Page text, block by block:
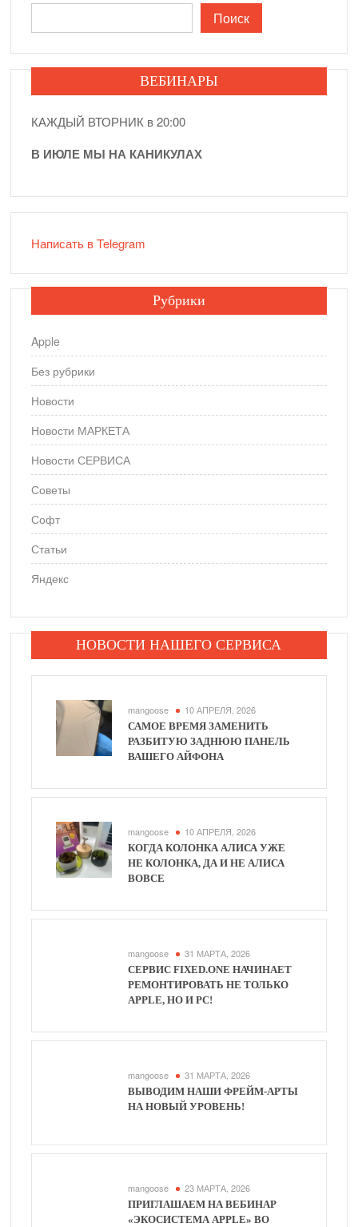
Поиск
ВЕБИНАРЫ
КАЖДЫЙ ВТОРНИК в 20:00
В ИЮЛЕ МЫ НА КАНИКУЛАХ
Написать в Telegram
Рубрики
Apple
Без рубрики
Новости
Новости МАРКЕТА
Новости СЕРВИСА
Советы
Софт
Статьи
Яндекс
НОВОСТИ НАШЕГО СЕРВИСА
mangoose 10 АПРЕЛЯ, 2026
САМОЕ ВРЕМЯ ЗАМЕНИТЬ
РАЗБИТУЮ ЗАДНЮЮ ПАНЕЛЬ
ВАШЕГО АЙФОНА
mangoose 10 АПРЕЛЯ, 2026
КОГДА КОЛОНКА АЛИСА УЖЕ
НЕ КОЛОНКА, ДА И НЕ АЛИСА
ВОВСЕ
mangoose 31 МАРТА, 2026
СЕРВИС FIXED.ONE НАЧИНАЕТ
РЕМОНТИРОВАТЬ НЕ ТОЛЬКО
APPLE, НО И PC!
mangoose 31 МАРТА, 2026
ВЫВОДИМ НАШИ ФРЕЙМ-АРТЫ
НА НОВЫЙ УРОВЕНЬ!
mangoose 23 МАРТА, 2026
ПРИГЛАШАЕМ НА ВЕБИНАР
«ЭКОСИСТЕМА APPLE» ВО